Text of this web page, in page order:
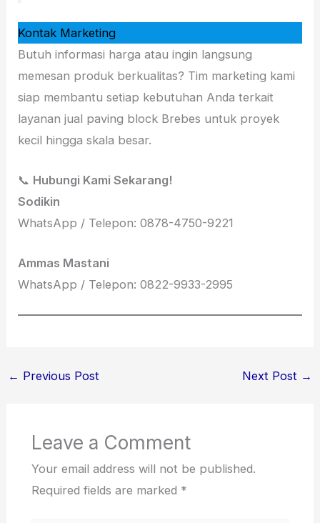
Kontak Marketing
Butuh informasi harga atau ingin langsung
memesan produk berkualitas? Tim marketing kami
siap membantu setiap kebutuhan Anda terkait
layanan jual paving block Brebes untuk proyek
kecil hingga skala besar.
📞 Hubungi Kami Sekarang!
Sodikin
WhatsApp / Telepon: 0878-4750-9221
Ammas Mastani
WhatsApp / Telepon: 0822-9933-2995
← Previous Post Next Post →
Leave a Comment
Your email address will not be published.
Required fields are marked *